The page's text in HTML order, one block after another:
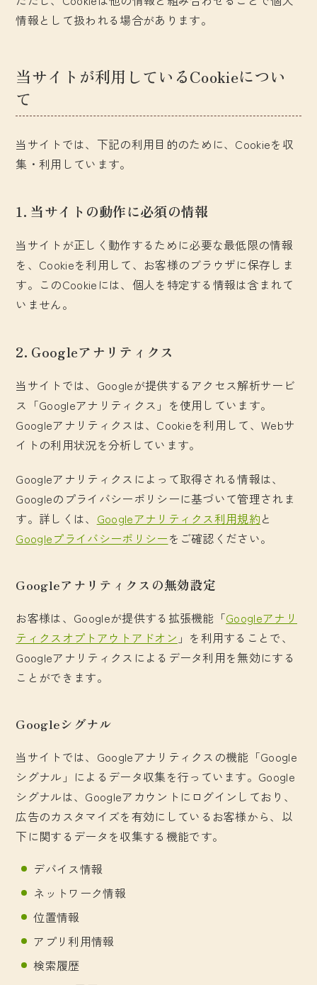
情報として扱われる場合があります。
当サイトが利用しているCookieについ
て
当サイトでは、下記の利用目的のために、Cookieを収
集・利用しています。
1. 当サイトの動作に必須の情報
当サイトが正しく動作するために必要な最低限の情報
を、Cookieを利用して、お客様のブラウザに保存しま
す。このCookieには、個人を特定する情報は含まれて
いません。
2. Googleアナリティクス
当サイトでは、Googleが提供するアクセス解析サービ
ス「Googleアナリティクス」を使用しています。
Googleアナリティクスは、Cookieを利用して、Webサ
イトの利用状況を分析しています。
Googleアナリティクスによって取得される情報は、
Googleのプライバシーポリシーに基づいて管理されま
す。詳しくは、 Googleアナリティクス利用規約と
Googleプライバシーポリシーをご確認ください。
Googleアナリティクスの無効設定
お客様は、Googleが提供する拡張機能「Googleアナリ
ティクスオプトアウトアドオン 」を利用することで、
Googleアナリティクスによるデータ利用を無効にする
ことができます。
Googleシグナル
当サイトでは、Googleアナリティクスの機能「Google
シグナル」によるデータ収集を行っています。Google
シグナルは、Googleアカウントにログインしており、
広告のカスタマイズを有効にしているお客様から、以
下に関するデータを収集する機能です。
デバイス情報
ネットワーク情報
位置情報
アプリ利用情報
検索履歴